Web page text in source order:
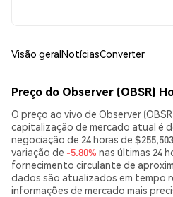
Visão geralNotíciasConverter
Preço do Observer (OBSR)
O preço ao vivo de Observer
capitalização de mercado atual é
negociação de 24 horas de
variação de -5.80% nas últimas 24
fornecimento circulante de
dados são atualizados em tempo
informações de mercado mais